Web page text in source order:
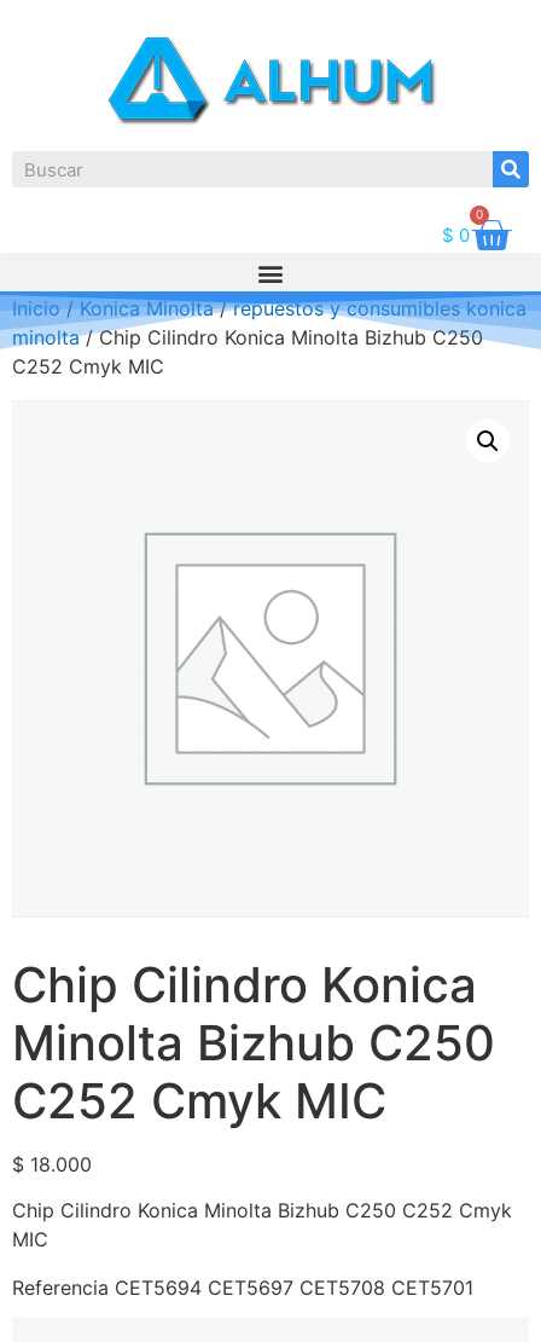
$ 0
0
Inicio/Konica Minolta/repuestos y consumibles konica
minolta/ Chip Cilindro Konica Minolta Bizhub C250
C252 Cmyk MIC
Chip Cilindro Konica
Minolta Bizhub C250
C252 Cmyk MIC
$ 18.000
Chip Cilindro Konica Minolta Bizhub C250 C252 Cmyk
MIC
Referencia CET5694 CET5697 CET5708 CET5701